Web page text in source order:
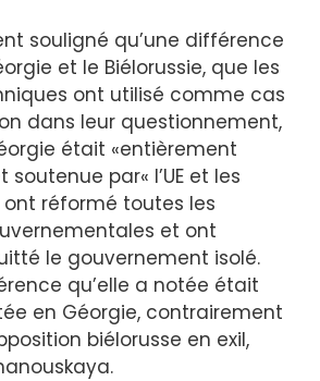
souligné qu’une différence
et le Biélorussie, que les
ont utilisé comme cas
dans leur questionnement,
était «entièrement
par« l’UE et les
ont réformé toutes les
et ont
le gouvernement isolé.
qu’elle a notée était
en Géorgie, contrairement
biélorusse en exil,